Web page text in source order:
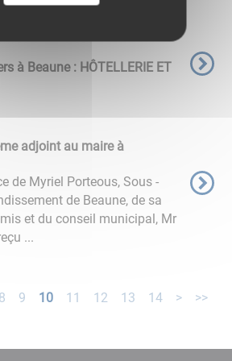
à Beaune : HÔTELLERIE ET
adjoint au maire à
Myriel Porteous, Sous -
de Beaune, de sa
et du conseil municipal, Mr
...
8 9 10 11 12 13 14 > >>